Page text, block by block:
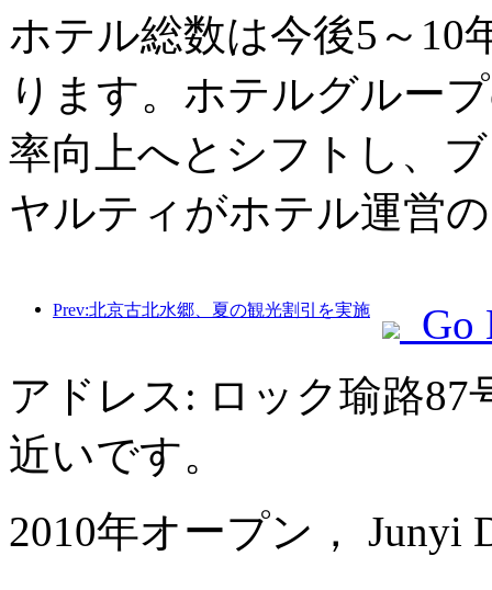
ホテル総数は今後5～10
ります。ホテルグルー
率向上へとシフトし、
ヤルティがホテル運営
Prev:北京古北水郷、夏の観光割引を実施
Go
アドレス: ロック瑜路
近いです。
2010年オープン， Junyi